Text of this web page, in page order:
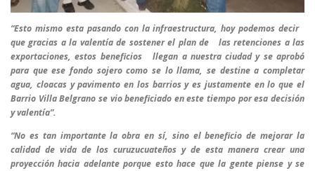
“Esto mismo esta pasando con la infraestructura, hoy podemos decir
que gracias a la valentía de sostener el plan de las retenciones a las
exportaciones, estos beneficios llegan a nuestra ciudad y se aprobó
para que ese fondo sojero como se lo llama, se destine a completar
agua, cloacas y pavimento en los barrios y es justamente en lo que el
Barrio Villa Belgrano se vio beneficiado en este tiempo por esa decisión
y valentía”.
“No es tan importante la obra en sí, sino el beneficio de mejorar la
calidad de vida de los curuzucuateños y de esta manera crear una
proyección hacia adelante porque esto hace que la gente piense y se